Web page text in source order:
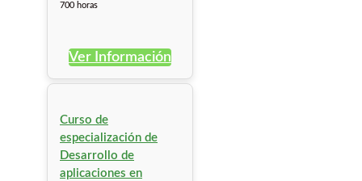
700 horas
Ver Información
Curso de
especialización de
Desarrollo de
aplicaciones en